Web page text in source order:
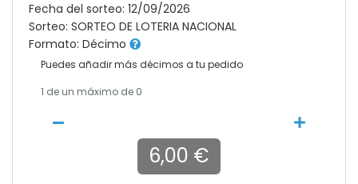
Fecha del sorteo: 12/09/2026
Sorteo: SORTEO DE LOTERIA NACIONAL
Formato: Décimo
Puedes añadir más décimos a tu pedido
1 de un máximo de 0
6,00 €